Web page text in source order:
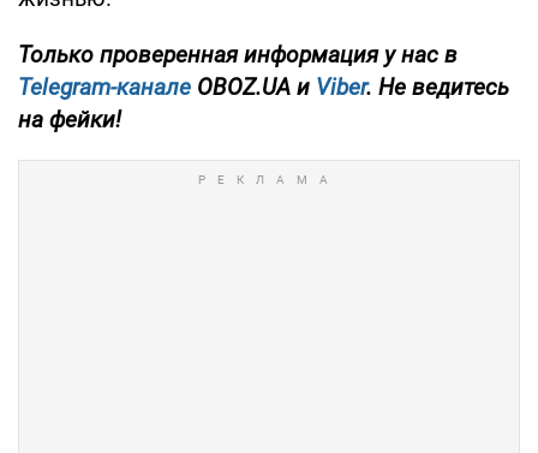
Только проверенная информация у нас в
Telegram-канале OBOZ.UA и Viber. Не ведитесь
на фейки!